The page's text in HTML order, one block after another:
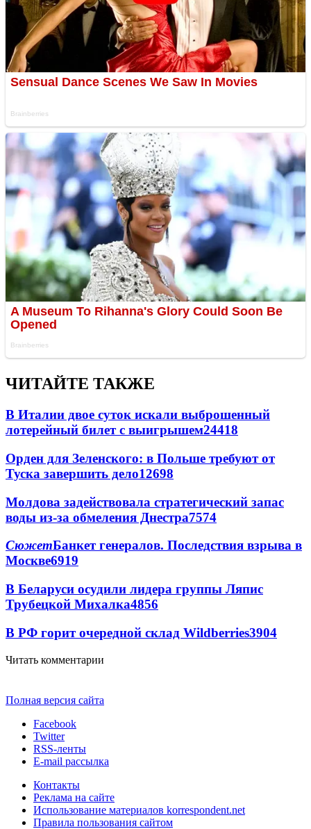
ЧИТАЙТЕ ТАКЖЕ
В Италии двое суток искали выброшенный
лотерейный билет с выигрышем24418
Орден для Зеленского: в Польше требуют от
Туска завершить дело12698
Молдова задействовала стратегический запас
воды из-за обмеления Днестра7574
СюжетБанкет генералов. Последствия взрыва в
Москве6919
В Беларуси осудили лидера группы Ляпис
Трубецкой Михалка4856
В РФ горит очередной склад Wildberries3904
Читать комментарии
Полная версия сайта
Facebook
Twitter
RSS-ленты
E-mail рассылка
Контакты
Реклама на сайте
Использование материалов korrespondent.net
Правила пользования сайтом